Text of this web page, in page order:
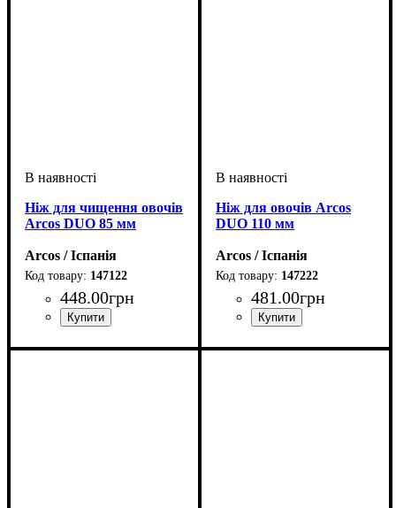
Ніж для чищення овочів
Arcos DUO 85 мм
Arcos / Іспанія
147122
448.00грн
Ніж для овочів Arcos
DUO 110 мм
Arcos / Іспанія
147222
481.00грн